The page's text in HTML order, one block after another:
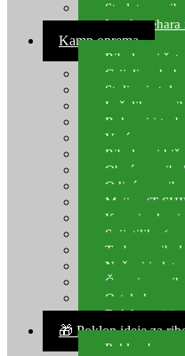
Starlete za
Izrada pehara
Kamp oprema
Ribolovni
Grijalice,
Stolice i
Ležaljke za
Ruksaci i
Vreće za
Ribolovni
Obuća za
Odjeća za
Majice (T-
Kape i
Svijetiljke
Torbe za
Noževi i alat
Čamci za
Ostala kamp
Dalekozori i
🎁 Poklon ideje za
Poklon bon